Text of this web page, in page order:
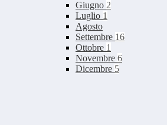
Giugno 2
Luglio 1
Agosto
Settembre 16
Ottobre 1
Novembre 6
Dicembre 5